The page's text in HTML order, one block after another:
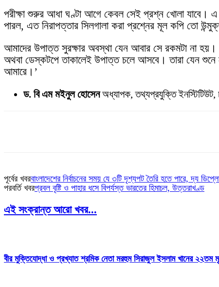
পরীক্ষা শুরুর আধা ঘণ্টা আগে কেবল সেই প্রশ্ন খোলা যাবে। এ
পারল, এত নিরাপত্তার সিলগালা করা প্রশ্নের মূল কপি তো
আমাদের উপাত্ত সুরক্ষার অবস্থা যেন আবার সে রকমটা না হয়।
অথবা ডেস্কটপে তাকালেই উপাত্ত চলে আসবে। তারা যেন শুনে
আমারে।’
ড. বি এম মইনুল হোসেনঅধ্যাপক, তথ্যপ্রযুক্তি
পূর্বের খবরবাংলাদেশের নির্বাচনের সময় যে ৩টি দৃশ্যপট তৈরি হতে পারে, দ্য
পরবর্তি খবরপ্রবল বৃষ্টি ও পাহার ধসে বিপর্যস্ত ভারতের হিমাচল, উত্তরাখণ্ড
এই সংক্রান্ত আরো খবর...
বীর মুক্তিযোদ্ধা ও প্রখ্যাত শ্রমিক নেতা মরহুম সিরাজুল ইসলাম খানের ২২তম